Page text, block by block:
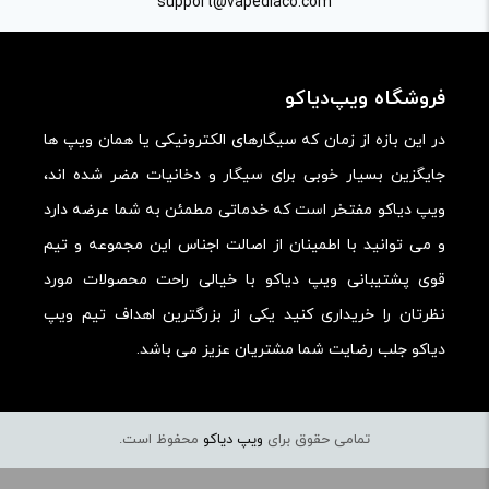
فروشگاه ویپ‌دیاکو
در این بازه از زمان که سیگارهای الکترونیکی یا همان ویپ ها
جایگزین بسیار خوبی برای سیگار و دخانیات مضر شده اند،
ویپ دیاکو مفتخر است که خدماتی مطمئن به شما عرضه دارد
و می توانید با اطمینان از اصالت اجناس این مجموعه و تیم
قوی پشتیبانی ویپ دیاکو با خیالی راحت محصولات مورد
نظرتان را خریداری کنید یکی از بزرگترین اهداف تیم ویپ
دیاکو جلب رضایت شما مشتریان عزیز می باشد.
تمامی حقوق برای ویپ دیاکو محفوظ است.